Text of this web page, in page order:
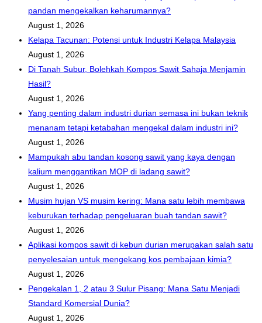
pandan mengekalkan keharumannya?
August 1, 2026
Kelapa Tacunan: Potensi untuk Industri Kelapa Malaysia
August 1, 2026
Di Tanah Subur, Bolehkah Kompos Sawit Sahaja Menjamin
Hasil?
August 1, 2026
Yang penting dalam industri durian semasa ini bukan teknik
menanam tetapi ketabahan mengekal dalam industri ini?
August 1, 2026
Mampukah abu tandan kosong sawit yang kaya dengan
kalium menggantikan MOP di ladang sawit?
August 1, 2026
Musim hujan VS musim kering: Mana satu lebih membawa
keburukan terhadap pengeluaran buah tandan sawit?
August 1, 2026
Aplikasi kompos sawit di kebun durian merupakan salah satu
penyelesaian untuk mengekang kos pembajaan kimia?
August 1, 2026
Pengekalan 1, 2 atau 3 Sulur Pisang: Mana Satu Menjadi
Standard Komersial Dunia?
August 1, 2026